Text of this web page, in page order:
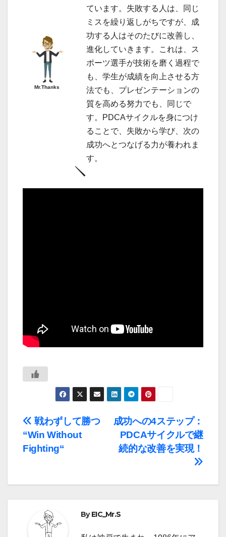
Mr.Thanks
ています。失敗する人は、同じ
ミスを繰り返しがちですが、成
功する人はそのたびに改善し、
進化していきます。これは、ス
ポーツ選手が技術を磨く過程で
も、学生が成績を向上させる方
法でも、プレゼンテーションの
質を高める努力でも、同じで
す。PDCAサイクルを身につけ
ることで、失敗から学び、次の
成功へとつなげる力が養われま
す。
投
稿
ビ
ー
成功への4ステップ：
PDCAサイクルで継
続的な改善を実現！
戦わずして勝つ
“Win Without
Fighting“
ByEIC_Mr.S